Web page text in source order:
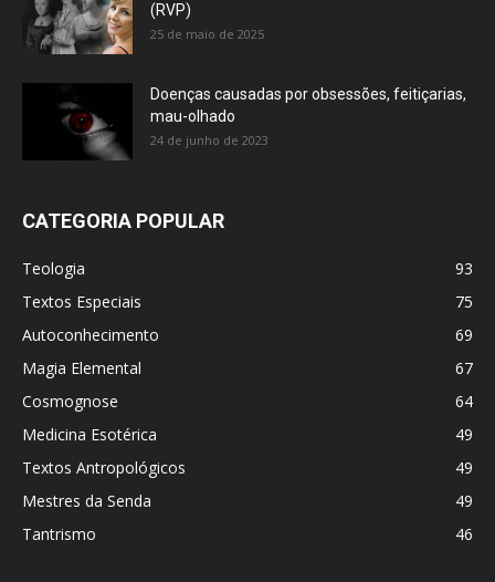
(RVP)
25 de maio de 2025
Doenças causadas por obsessões, feitiçarias,
mau-olhado
24 de junho de 2023
CATEGORIA POPULAR
Teologia
93
Textos Especiais
75
Autoconhecimento
69
Magia Elemental
67
Cosmognose
64
Medicina Esotérica
49
Textos Antropológicos
49
Mestres da Senda
49
Tantrismo
46